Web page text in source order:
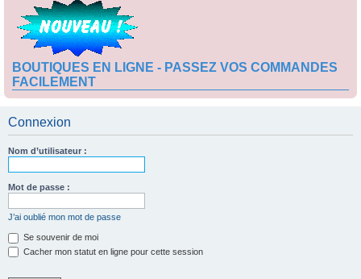
BOUTIQUES EN LIGNE - PASSEZ VOS COMMANDES
FACILEMENT
Connexion
Nom d’utilisateur :
Mot de passe :
J’ai oublié mon mot de passe
Se souvenir de moi
Cacher mon statut en ligne pour cette session